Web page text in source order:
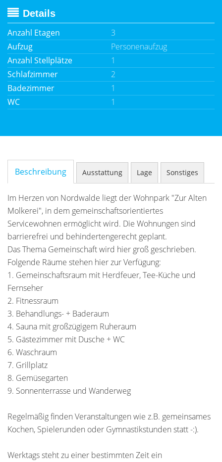
Details
Anzahl Etagen
3
Aufzug
Personenaufzug
Anzahl Stellplätze
1
Schlafzimmer
2
Badezimmer
1
WC
1
Beschreibung Ausstattung Lage Sonstiges
Im Herzen von Nordwalde liegt der Wohnpark "Zur Alten
Molkerei", in dem gemeinschaftsorientiertes
Servicewohnen ermöglicht wird. Die Wohnungen sind
barrierefrei und behindertengerecht geplant.
Das Thema Gemeinschaft wird hier groß geschrieben.
Folgende Räume stehen hier zur Verfügung:
1. Gemeinschaftsraum mit Herdfeuer, Tee-Küche und
Fernseher
2. Fitnessraum
3. Behandlungs- + Baderaum
4. Sauna mit großzügigem Ruheraum
5. Gästezimmer mit Dusche + WC
6. Waschraum
7. Grillplatz
8. Gemüsegarten
9. Sonnenterrasse und Wanderweg
Regelmäßig finden Veranstaltungen wie z.B. gemeinsames
Kochen, Spielerunden oder Gymnastikstunden statt -:).
Werktags steht zu einer bestimmten Zeit ein